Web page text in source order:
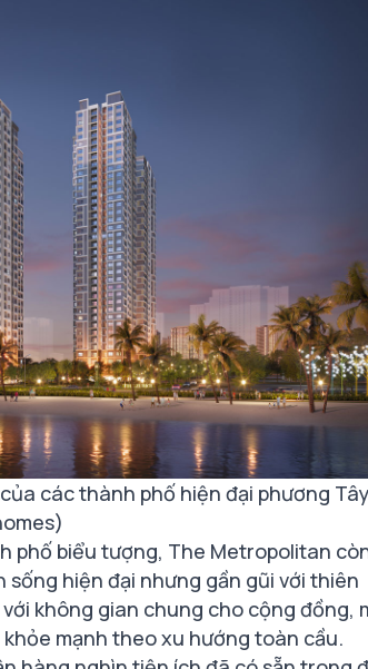
các thành phố hiện đại phương Tây
phố biểu tượng, The Metropolitan
hiện đại nhưng gần gũi với thiên
không gian chung cho cộng đồng,
mạnh theo xu hướng toàn cầu.